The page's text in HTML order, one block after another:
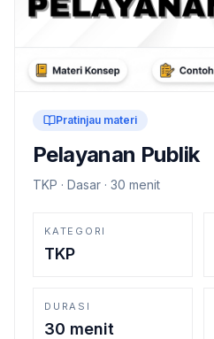
Pratinjau materi
Pelayanan Publik
TKP · Dasar · 30 menit
KATEGORI
TKP
DURASI
30 menit